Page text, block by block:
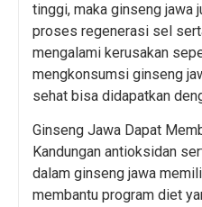
tinggi, maka ginseng jawa
proses regenerasi sel
mengalami kerusakan
mengkonsumsi ginseng
sehat bisa didapatkan
Ginseng Jawa Dapat
Kandungan antioksidan
dalam ginseng jawa
membantu program diet